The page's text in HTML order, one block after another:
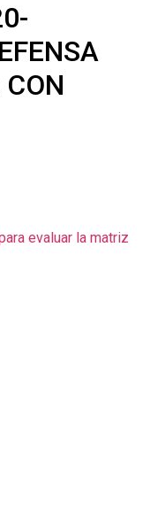
evaluar la matriz